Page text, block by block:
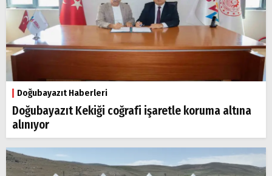
Doğubayazıt Haberleri
Doğubayazıt Kekiği coğrafi işaretle koruma altına
alınıyor